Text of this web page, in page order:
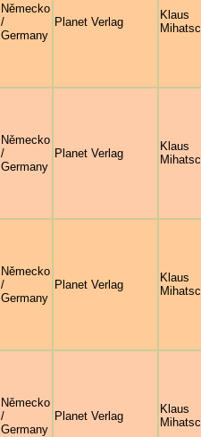
Německo
/
Germany
Planet Verlag
Klaus
Německo
/
Germany
Planet Verlag
Klaus
Německo
/
Germany
Planet Verlag
Klaus
Německo
/
Germany
Planet Verlag
Klaus